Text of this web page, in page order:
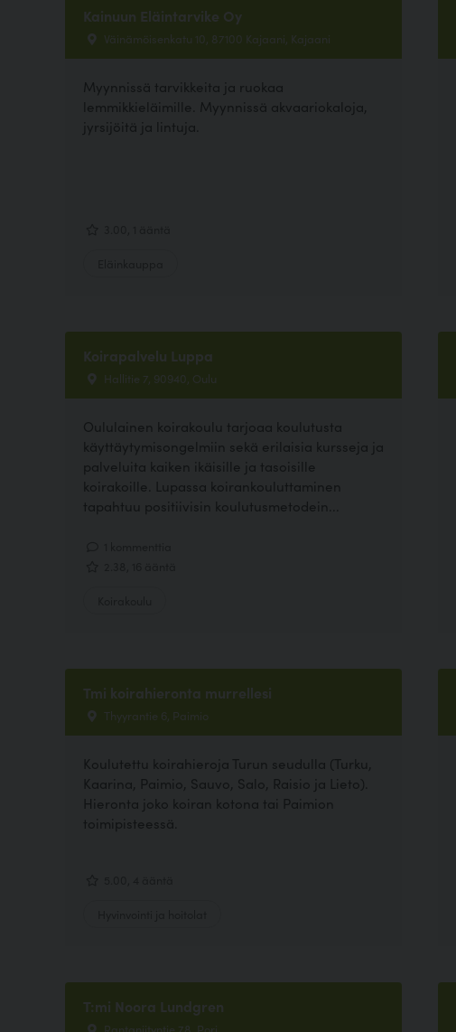
Kainuun Eläintarvike Oy
Väinämöisenkatu 10, 87100 Kajaani, Kajaani
Myynnissä tarvikkeita ja ruokaa
lemmikkieläimille. Myynnissä akvaariokaloja,
jyrsijöitä ja lintuja.
Koirapalvelu Luppa
Hallitie 7, 90940, Oulu
Oululainen koirakoulu tarjoaa koulutusta
käyttäytymisongelmiin sekä erilaisia kursseja ja
palveluita kaiken ikäisille ja tasoisille
koirakoille. Lupassa koirankouluttaminen
tapahtuu positiivisin koulutusmetodein...
Tmi koirahieronta murrellesi
Thyyrantie 6, Paimio
Koulutettu koirahieroja Turun seudulla (Turku,
Kaarina, Paimio, Sauvo, Salo, Raisio ja Lieto).
Hieronta joko koiran kotona tai Paimion
toimipisteessä.
T:mi Noora Lundgren
Rantaniityntie 78, Pori